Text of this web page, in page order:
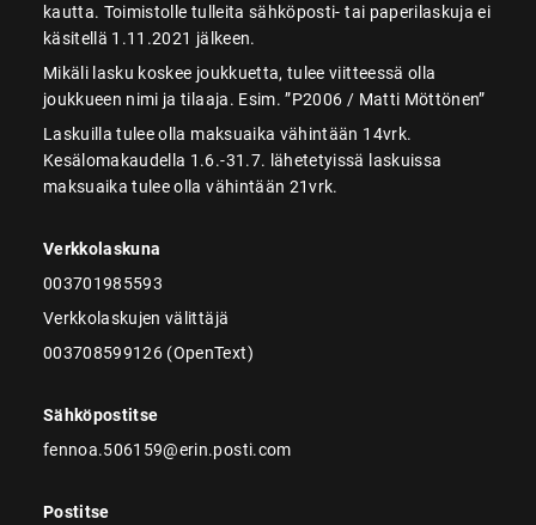
kautta. Toimistolle tulleita sähköposti- tai paperilaskuja ei
käsitellä 1.11.2021 jälkeen.
Mikäli lasku koskee joukkuetta, tulee viitteessä olla
joukkueen nimi ja tilaaja. Esim. ”P2006 / Matti Möttönen”
Laskuilla tulee olla maksuaika vähintään 14vrk.
Kesälomakaudella 1.6.-31.7. lähetetyissä laskuissa
maksuaika tulee olla vähintään 21vrk.
Verkkolaskuna
003701985593
Verkkolaskujen välittäjä
003708599126 (OpenText)
Sähköpostitse
fennoa.506159@erin.posti.com
Postitse